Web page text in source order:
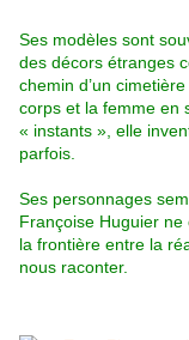
Ses modèles sont
des décors étranges
chemin d’un
corps et la femme en
« instants », elle
parfois.
Ses personnages
Françoise Huguier
la frontière entre la
nous raconter.